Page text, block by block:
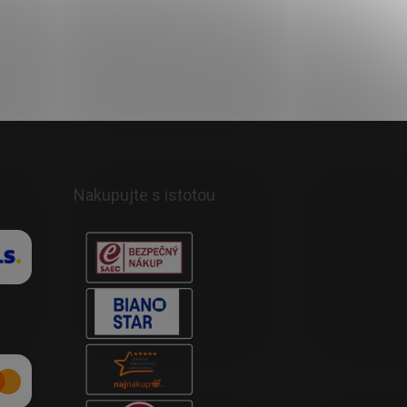
Nakupujte s istotou